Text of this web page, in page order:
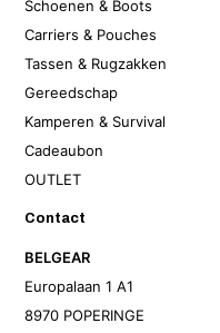
Schoenen & Boots
Carriers & Pouches
Tassen & Rugzakken
Gereedschap
Kamperen & Survival
Cadeaubon
OUTLET
Contact
BELGEAR
Europalaan 1 A1
8970 POPERINGE